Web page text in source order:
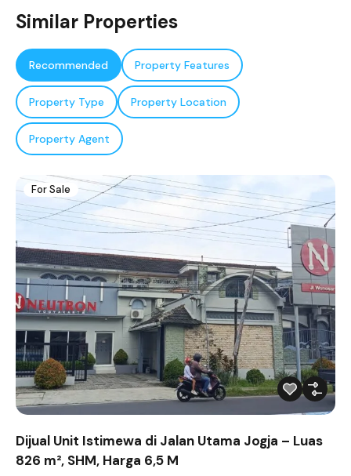
Similar Properties
Recommended Property Features
Property Type Property Location
Property Agent
For Sale
Dijual Unit Istimewa di Jalan Utama Jogja – Luas
826 m², SHM, Harga 6,5 M